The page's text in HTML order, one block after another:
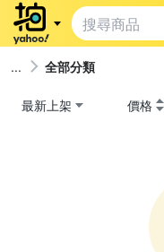
全部分類
最新上架 價格